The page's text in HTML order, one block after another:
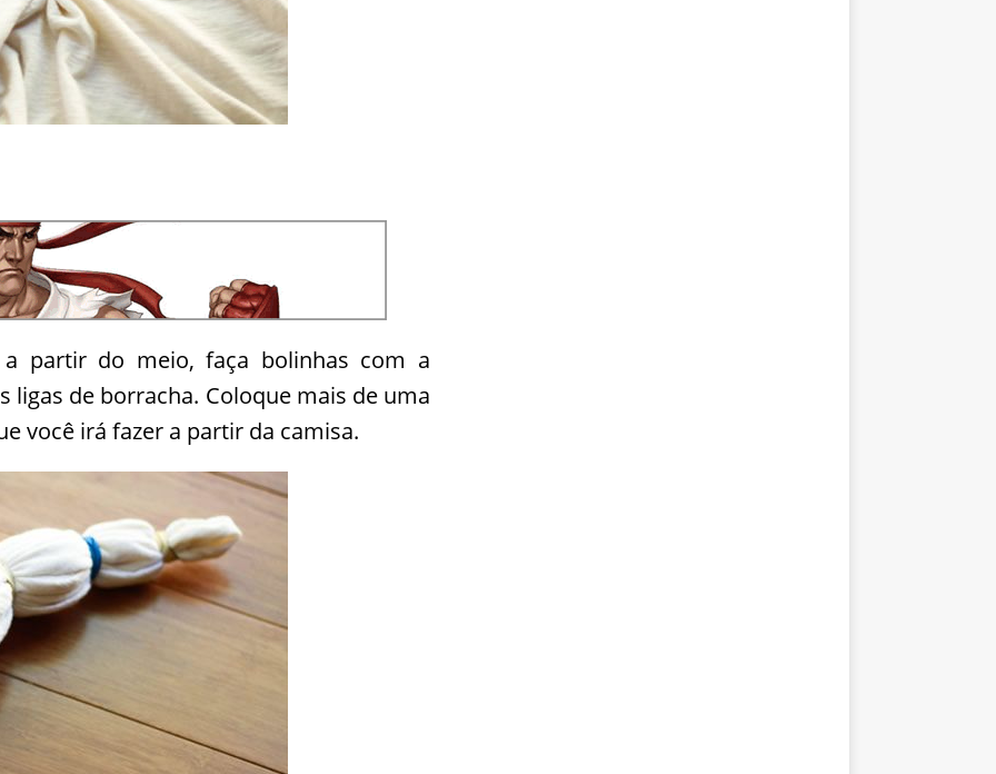
partir do meio, faça bolinhas com a
ligas de borracha. Coloque mais de uma
você irá fazer a partir da camisa.